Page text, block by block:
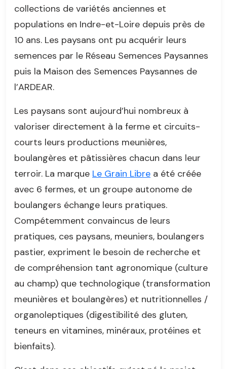
collections de variétés anciennes et
populations en Indre-et-Loire depuis près de
10 ans. Les paysans ont pu acquérir leurs
semences par le Réseau Semences Paysannes
puis la Maison des Semences Paysannes de
l’ARDEAR.
Les paysans sont aujourd’hui nombreux à
valoriser directement à la ferme et circuits-
courts leurs productions meunières,
boulangères et pâtissières chacun dans leur
terroir. La marque Le Grain Libre a été créée
avec 6 fermes, et un groupe autonome de
boulangers échange leurs pratiques.
Compétemment convaincus de leurs
pratiques, ces paysans, meuniers, boulangers
pastier, expriment le besoin de recherche et
de compréhension tant agronomique (culture
au champ) que technologique (transformation
meunières et boulangères) et nutritionnelles /
organoleptiques (digestibilité des gluten,
teneurs en vitamines, minéraux, protéines et
bienfaits).